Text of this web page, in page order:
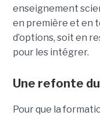
enseignement
en première et en
d’options, soit en
pour les intégrer.
Une refonte
Pour que la